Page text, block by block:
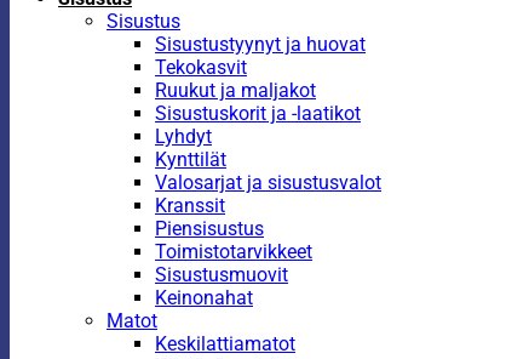
Sisustus
Sisustustyynyt ja huovat
Tekokasvit
Ruukut ja maljakot
Sisustuskorit ja -laatikot
Lyhdyt
Kynttilät
Valosarjat ja sisustusvalot
Kranssit
Piensisustus
Toimistotarvikkeet
Sisustusmuovit
Keinonahat
Matot
Keskilattiamatot